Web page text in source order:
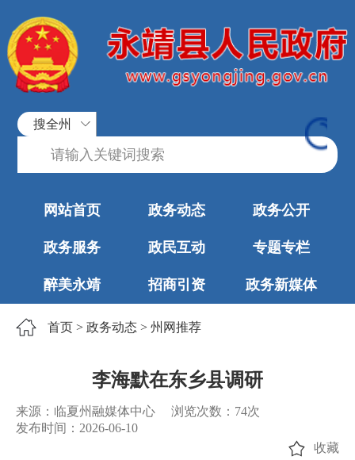
搜全州
网站首页 政务动态 政务公开
政务服务 政民互动 专题专栏
醉美永靖 招商引资 政务新媒体
首页 > 政务动态 > 州网推荐
李海默在东乡县调研
来源：临夏州融媒体中心 浏览次数： 74次
发布时间：2026-06-10
收藏